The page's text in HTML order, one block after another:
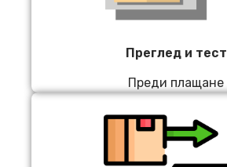
Преглед и тест
Преди плащане